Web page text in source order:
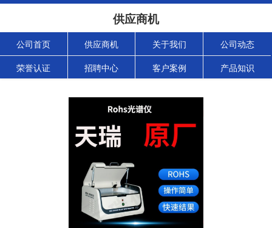
供应商机
公司首页 供应商机 关于我们 公司动态
荣誉认证 招聘中心 客户案例 产品知识